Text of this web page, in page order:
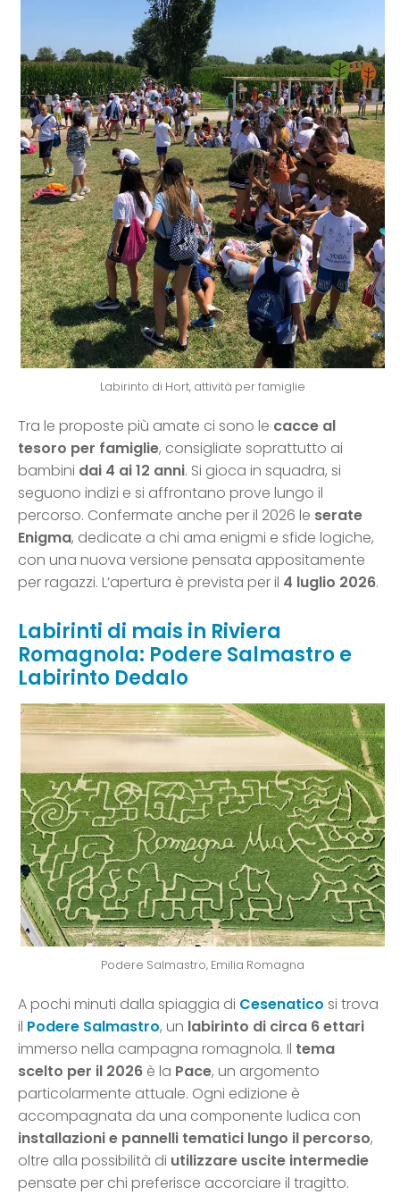
Labirinto di Hort, attività per famiglie
Tra le proposte più amate ci sono le cacce al
tesoro per famiglie, consigliate soprattutto ai
bambini dai 4 ai 12 anni. Si gioca in squadra, si
seguono indizi e si affrontano prove lungo il
percorso. Confermate anche per il 2026 le serate
Enigma, dedicate a chi ama enigmi e sfide logiche,
con una nuova versione pensata appositamente
per ragazzi. L’apertura è prevista per il 4 luglio 2026.
Labirinti di mais in Riviera
Romagnola: Podere Salmastro e
Labirinto Dedalo
Podere Salmastro, Emilia Romagna
A pochi minuti dalla spiaggia di Cesenatico si trova
il Podere Salmastro, un labirinto di circa 6 ettari
immerso nella campagna romagnola. Il tema
scelto per il 2026 è la Pace, un argomento
particolarmente attuale. Ogni edizione è
accompagnata da una componente ludica con
installazioni e pannelli tematici lungo il percorso,
oltre alla possibilità di utilizzare uscite intermedie
pensate per chi preferisce accorciare il tragitto.